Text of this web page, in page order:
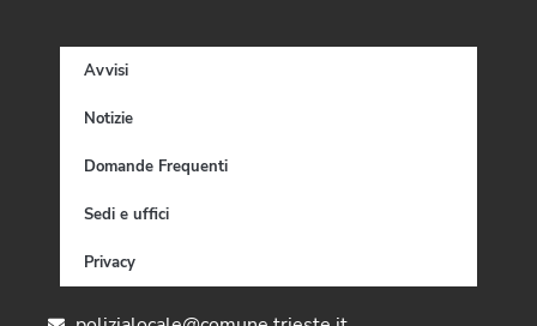
Avvisi
Notizie
Domande Frequenti
Sedi e uffici
Privacy